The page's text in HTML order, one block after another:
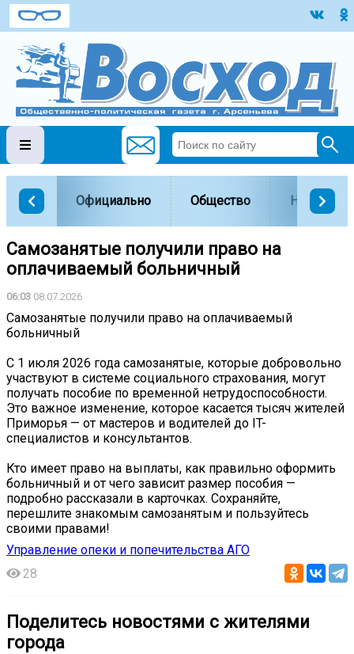
Официально Общество Наука и
Самозанятые получили право на
оплачиваемый больничный
06:03 08.07.2026
Самозанятые получили право на оплачиваемый
больничный
С 1 июля 2026 года самозанятые, которые добровольно
участвуют в системе социального страхования, могут
получать пособие по временной нетрудоспособности.
Это важное изменение, которое касается тысяч жителей
Приморья — от мастеров и водителей до IT-
специалистов и консультантов.
Кто имеет право на выплаты, как правильно оформить
больничный и от чего зависит размер пособия —
подробно рассказали в карточках. Сохраняйте,
перешлите знакомым самозанятым и пользуйтесь
своими правами!
Управление опеки и попечительства АГО
28
Поделитесь новостями с жителями
города